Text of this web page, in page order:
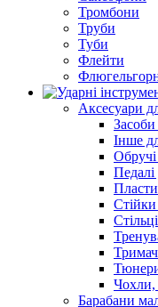
Тромбони
Труби
Туби
Флейти
Аксесуари
Інше
Обручі
Педалі
Чохли,
Барабани